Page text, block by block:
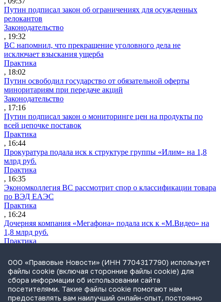
Путин подписал закон об ограничениях для осужденных
релокантов
Законодательство
, 19:32
ВС напомнил, что прекращение уголовного дела не
исключает взыскания ущерба
Практика
, 18:02
Путин освободил государство от обязательной оферты
миноритариям при передаче акций
Законодательство
, 17:16
Путин подписал закон о мониторинге цен на продукты по
всей цепочке поставок
Практика
, 16:44
Прокуратура подала иск к структуре группы «Илим» на 1,8
млрд руб.
Практика
, 16:35
Экономколлегия ВС рассмотрит спор о классификации товара
по ВЭД ЕАЭС
Практика
, 16:24
Дочерняя компания «Мегафона» подала иск к «М.Видео» на
1,8 млрд руб.
Практика
СИП проверит отмену патента на систему управления
устройствами после возражений «Яндекса»
Практика
, 15:17
Суды 10 стран рассматривают иски российской «дочки»
ООО «Правовые Новости» (ИНН 7704317790) использует
файлы cookie (включая сторонние файлы cookie) для
сбора информации об использовании сайта
посетителями. Такие файлы cookie помогают нам
предоставлять вам наилучший онлайн-опыт, постоянно